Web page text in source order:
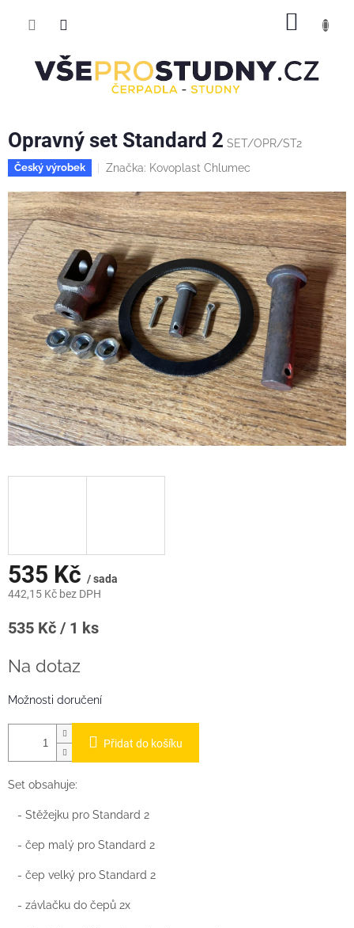
Opravný set Standard 2 SET/OPR/ST2
Český výrobek Značka: Kovoplast Chlumec
535 Kč / sada
442,15 Kč bez DPH
Měrná
535 Kč / 1 ks
Na dotaz
Možnosti doručení
Přidat do košíku
Set obsahuje:
- Stěžejku pro Standard 2
- čep malý pro Standard 2
- čep velký pro Standard 2
- závlačku do čepů 2x